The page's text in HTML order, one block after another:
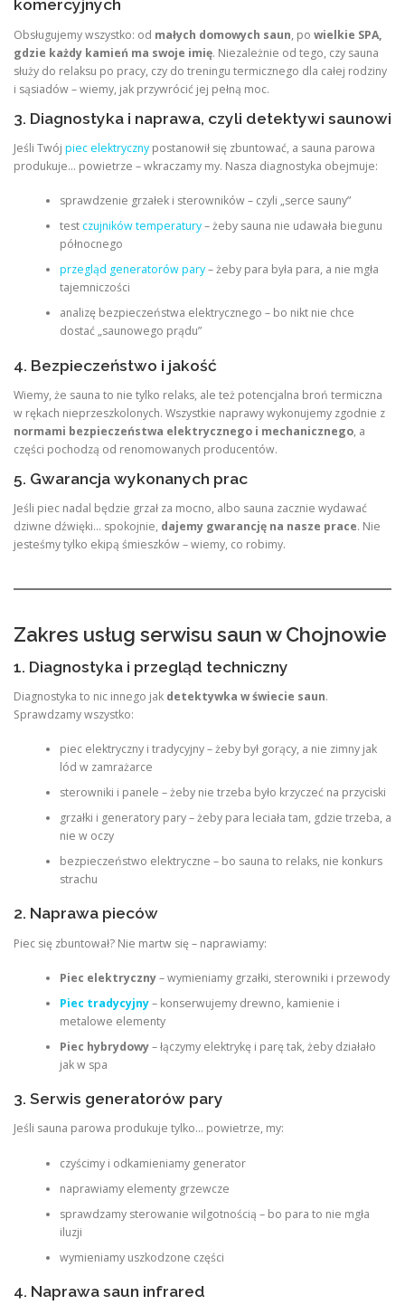
komercyjnych
Obsługujemy wszystko: od małych domowych saun, po wielkie SPA,
gdzie każdy kamień ma swoje imię. Niezależnie od tego, czy sauna
służy do relaksu po pracy, czy do treningu termicznego dla całej rodziny
i sąsiadów – wiemy, jak przywrócić jej pełną moc.
3. Diagnostyka i naprawa, czyli detektywi saunowi
Jeśli Twój piec elektryczny postanowił się zbuntować, a sauna parowa
produkuje… powietrze – wkraczamy my. Nasza diagnostyka obejmuje:
sprawdzenie grzałek i sterowników – czyli „serce sauny”
test czujników temperatury– żeby sauna nie udawała biegunu
północnego
przegląd generatorów pary– żeby para była para, a nie mgła
tajemniczości
analizę bezpieczeństwa elektrycznego – bo nikt nie chce
dostać „saunowego prądu”
4. Bezpieczeństwo i jakość
Wiemy, że sauna to nie tylko relaks, ale też potencjalna broń termiczna
w rękach nieprzeszkolonych. Wszystkie naprawy wykonujemy zgodnie z
normami bezpieczeństwa elektrycznego i mechanicznego, a
części pochodzą od renomowanych producentów.
5. Gwarancja wykonanych prac
Jeśli piec nadal będzie grzał za mocno, albo sauna zacznie wydawać
dziwne dźwięki… spokojnie, dajemy gwarancję na nasze prace. Nie
jesteśmy tylko ekipą śmieszków – wiemy, co robimy.
Zakres usług serwisu saun w Chojnowie
1. Diagnostyka i przegląd techniczny
Diagnostyka to nic innego jak detektywka w świecie saun.
Sprawdzamy wszystko:
piec elektryczny i tradycyjny – żeby był gorący, a nie zimny jak
lód w zamrażarce
sterowniki i panele – żeby nie trzeba było krzyczeć na przyciski
grzałki i generatory pary – żeby para leciała tam, gdzie trzeba, a
nie w oczy
bezpieczeństwo elektryczne – bo sauna to relaks, nie konkurs
strachu
2. Naprawa pieców
Piec się zbuntował? Nie martw się – naprawiamy:
Piec elektryczny– wymieniamy grzałki, sterowniki i przewody
Piec tradycyjny– konserwujemy drewno, kamienie i
metalowe elementy
Piec hybrydowy– łączymy elektrykę i parę tak, żeby działało
jak w spa
3. Serwis generatorów pary
Jeśli sauna parowa produkuje tylko… powietrze, my:
czyścimy i odkamieniamy generator
naprawiamy elementy grzewcze
sprawdzamy sterowanie wilgotnością – bo para to nie mgła
iluzji
wymieniamy uszkodzone części
4. Naprawa saun infrared